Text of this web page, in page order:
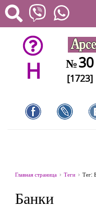
H №30
[1723]
Главная страница Теги Тег:
Банки